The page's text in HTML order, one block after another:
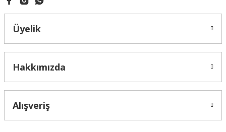
Üyelik
Hakkımızda
Alışveriş